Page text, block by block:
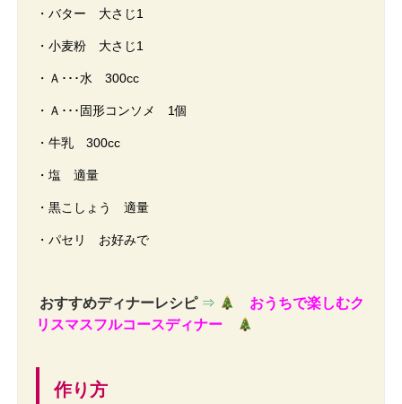
・バター 大さじ1
・小麦粉 大さじ1
・Ａ･･･水 300cc
・Ａ･･･固形コンソメ 1個
・牛乳 300cc
・塩 適量
・黒こしょう 適量
・パセリ お好みで
おすすめディナーレシピ ⇒
おうちで楽しむク
リスマスフルコースディナー
作り方